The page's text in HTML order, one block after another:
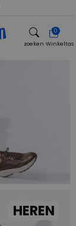
zoeken
0
Winkeltas
HEREN